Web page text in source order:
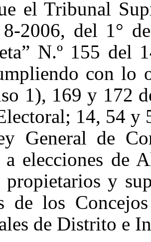
el Tribunal
2006, del 1°
N.º 155 del
con lo
1), 169 y 172
14, 54
General de
elecciones de
propietarios y
de los
de Distrito e